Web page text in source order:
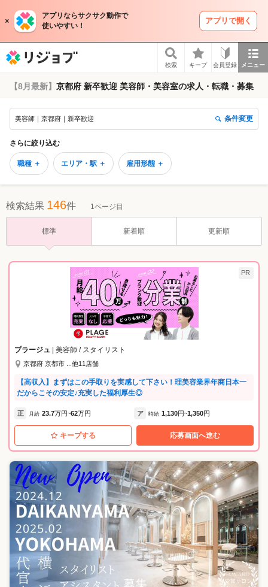
アプリならサクサク動作で
使いやすい！
アプリで開く
検索 キープ 会員登録 メニュー
【8月最新】 京都府 新卒歓迎 美容師・美容室の求人・転職・募集
美容師｜京都府｜新卒歓迎 条件変更
さらに絞り込む
職種 ＋ エリア・駅 ＋ 雇用形態 ＋
検索結果 146件 1ページ目
標準 新着順 更新順
PR
プラージュ | 美容師 / スタイリスト
京都府 京都市 ...他11店舗
【高収入】まずはこの手取りを実感して下さい！理美容業界年商日本一
だからこその安定♪充実した福利厚生◎
正 月給 23.7万円~62万円 ア 時給 1,130円~1,350円
キープする 応募画面へ進む